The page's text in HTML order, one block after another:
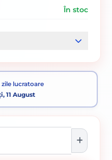
În stoc
gard
zile lucratoare
11 August